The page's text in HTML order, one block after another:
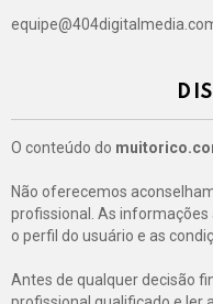
O conteúdo do
Não oferecemos
profissional. As
o perfil do usuário e as
Antes de qualquer decisão